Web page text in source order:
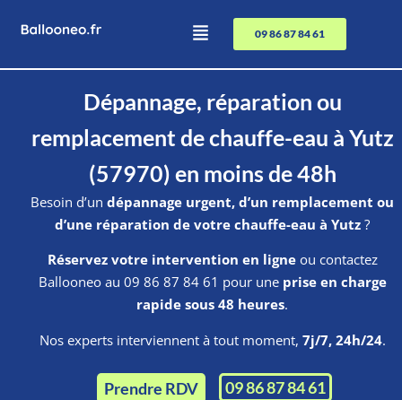
09 86 87 84 61
Dépannage, réparation ou
remplacement de chauffe-eau à Yutz
(57970) en moins de 48h
Besoin d’un dépannage urgent, d’un remplacement ou
d’une réparation de votre chauffe-eau à Yutz ?
Réservez votre intervention en ligneou contactez
Ballooneo au 09 86 87 84 61 pour une prise en charge
rapide sous 48 heures.
Nos experts interviennent à tout moment, 7j/7, 24h/24.
Prendre RDV 09 86 87 84 61